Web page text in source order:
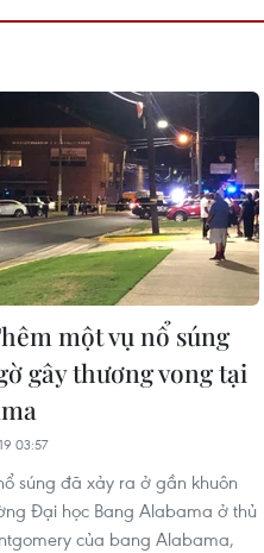
một vụ nổ súng
gây thương vong tại
03:57
súng đã xảy ra ở gần khuôn
Đại học Bang Alabama ở thủ
của bang Alabama,